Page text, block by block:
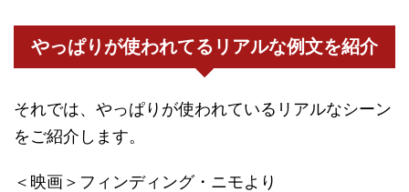
やっぱりが使われてるリアルな例文を紹介
それでは、やっぱりが使われているリアルなシーン
をご紹介します。
＜映画＞フィンディング・ニモより